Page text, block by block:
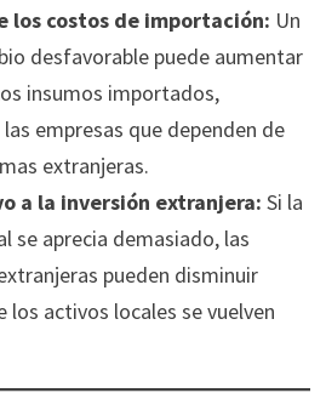
los costos de importación: Un
desfavorable puede aumentar
insumos importados,
empresas que dependen de
extranjeras.
a la inversión extranjera: Si la
se aprecia demasiado, las
pueden disminuir
los activos locales se vuelven